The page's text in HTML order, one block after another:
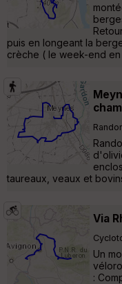
puis en longeant la
crèche ( le week-end
taureaux, veaux et
Via
Un
: